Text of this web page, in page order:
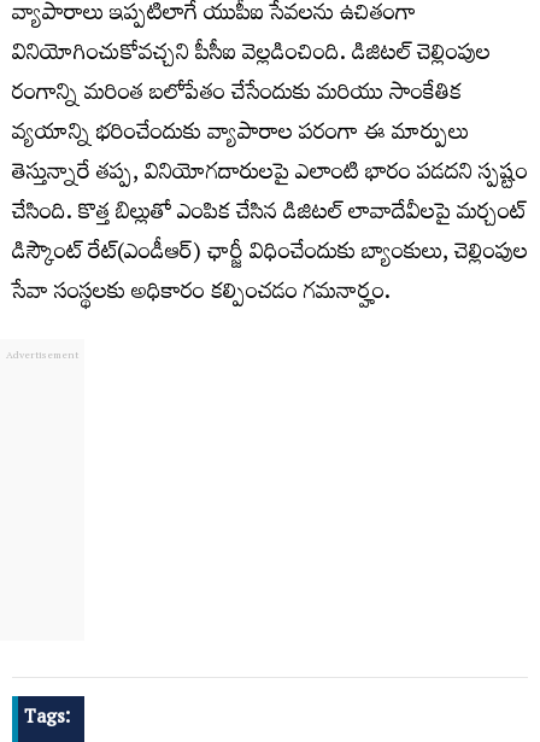
వ్యాపారాలు ఇప్పటిలాగే యుపీఐ సేవలను ఉచితంగా
వినియోగించుకోవచ్చని పీసీఐ వెల్లడించింది. డిజిటల్ చెల్లింపుల
రంగాన్ని మరింత బలోపేతం చేసేందుకు మరియు సాంకేతిక
వ్యయాన్ని భరించేందుకు వ్యాపారాల పరంగా ఈ మార్పులు
తెస్తున్నారే తప్ప, వినియోగదారులపై ఎలాంటి భారం పడదని స్పష్టం
చేసింది. కొత్త బిల్లుతో ఎంపిక చేసిన డిజిటల్‌ లావాదేవీలపై మర్చంట్‌
డిస్కౌంట్‌ రేట్‌(ఎండీఆర్‌) ఛార్జీ విధించేందుకు బ్యాంకులు, చెల్లింపుల
సేవా సంస్థలకు అధికారం కల్పించడం గమనార్హం.
Tags: